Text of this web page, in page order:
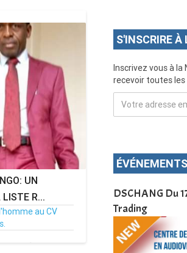
UN
R...
au CV
0
S'INSCRIRE
Inscrivez vous à
recevoir toutes les
en 10 jours
du 17 au 27
DSCHANG Du
Trading